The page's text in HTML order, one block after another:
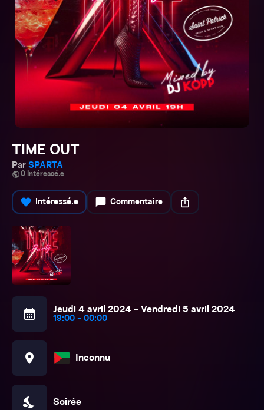
TIME OUT
Par SPARTA
public0 Intéressé.e
favorite Intéressé.e chat_bubble Commentaire ios_share
calendar_month Jeudi 4 avril 2024 - Vendredi 5 avril 2024
19:00 - 00:00
location_on Inconnu
nights_stay Soirée